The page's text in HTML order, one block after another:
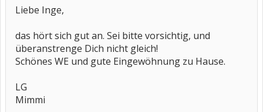
Liebe Inge,
das hört sich gut an. Sei bitte vorsichtig, und
überanstrenge Dich nicht gleich!
Schönes WE und gute Eingewöhnung zu Hause.
LG
Mimmi